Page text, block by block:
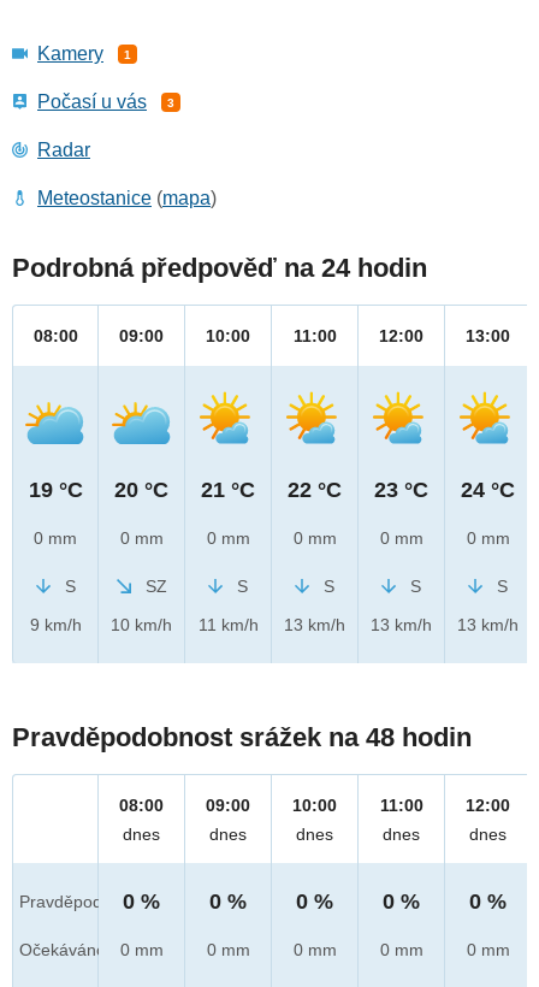
Kamery 1
Počasí u vás 3
Radar
Meteostanice (mapa)
Podrobná předpověď na 24 hodin
08:00
19 °C
0 mm
S
9 km/h
09:00
20 °C
0 mm
SZ
10 km/h
10:00
21 °C
0 mm
S
11 km/h
11:00
22 °C
0 mm
S
13 km/h
12:00
23 °C
0 mm
S
13 km/h
13:00
24 °C
0 mm
S
13 km/h
Pravděpodobnost srážek na 48 hodin
Pravděpod.
Očekáváno
08:00
dnes
0 %
0 mm
09:00
dnes
0 %
0 mm
10:00
dnes
0 %
0 mm
11:00
dnes
0 %
0 mm
12:00
dnes
0 %
0 mm